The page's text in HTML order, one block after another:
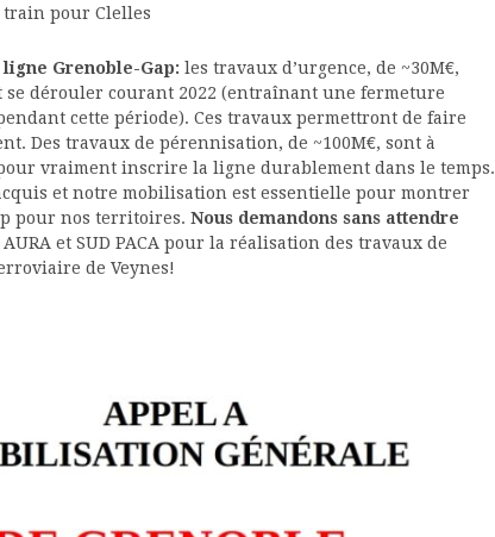
train pour Clelles
Grenoble-Gap: les travaux d’urgence, de ~30M€,
se dérouler courant 2022 (entraînant une fermeture
cette période). Ces travaux permettront de faire
Des travaux de pérennisation, de ~100M€, sont à
vraiment inscrire la ligne durablement dans le temps.
et notre mobilisation est essentielle pour montrer
pour nos territoires. Nous demandons sans attendre
et SUD PACA pour la réalisation des travaux de
de Veynes!